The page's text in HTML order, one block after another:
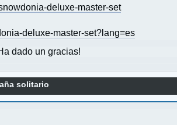
deluxe-master-set
deluxe-master-set?lang=es
dado un gracias!
solitario